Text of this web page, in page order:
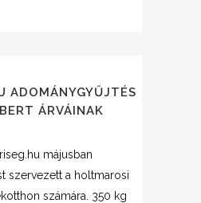
ADOMÁNYGYŰJTÉS
ÁRVÁINAK
májusban
szervezett a holtmarosi
számára. 350 kg